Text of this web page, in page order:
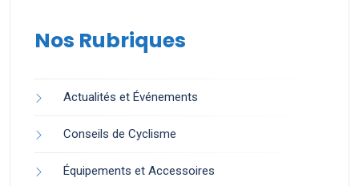
Nos Rubriques
Actualités et Événements
Conseils de Cyclisme
Équipements et Accessoires